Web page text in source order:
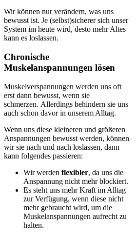
Wir können nur verändern, was uns
bewusst ist. Je (selbst)sicherer sich unser
System im heute wird, desto mehr Altes
kann es loslassen.
Chronische
Muskelanspannungen lösen
Muskelverspannungen werden uns oft
erst dann bewusst, wenn sie
schmerzen. Allerdings behindern sie uns
auch schon davor in unserem Alltag.
Wenn uns diese kleineren und größeren
Anspannungen bewusst werden, können
wir sie nach und nach loslassen, dann
kann folgendes passieren:
Wir werden flexibler, da uns die
Anspannung nicht mehr blockiert.
Es steht uns mehr Kraft im Alltag
zur Verfügung, wenn diese nicht
mehr gebraucht wird, um die
Muskelanspannungen aufrecht zu
halten.